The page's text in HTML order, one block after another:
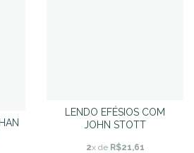
LENDO EFÉSIOS COM
JOHN STOTT
2x de R$21,61